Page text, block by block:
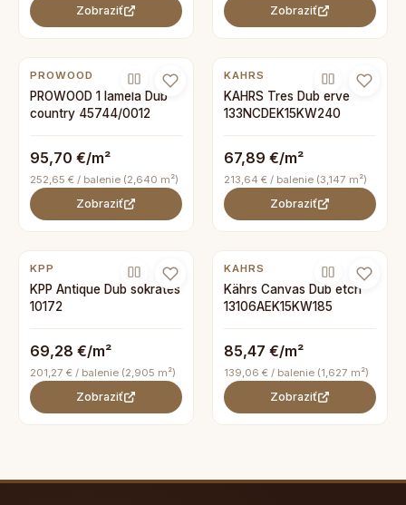
Zobraziť Zobraziť
PROWOOD
PROWOOD 1 lamela Dub
country 45744/0012
95,70 €/m²
252,65 € / balenie (2,640 m²)
Zobraziť
KAHRS
KAHRS Tres Dub erve
133NCDEK15KW240
67,89 €/m²
213,64 € / balenie (3,147 m²)
Zobraziť
KPP
KPP Antique Dub sokrates
10172
69,28 €/m²
201,27 € / balenie (2,905 m²)
Zobraziť
KAHRS
Kährs Canvas Dub etch
13106AEK15KW185
85,47 €/m²
139,06 € / balenie (1,627 m²)
Zobraziť